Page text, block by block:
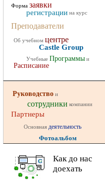
Форма заявки
регистрации на курс
Преподаватели
Об учебном центре
Castle Group
Учебные Программы и
Расписание
Руководство и
сотрудники компании
Партнеры
Основная деятельность
Фотоальбом
Как до нас
доехать